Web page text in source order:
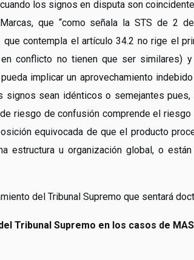
los signos en disputa son
que “como señala la STS de 2
contempla el artículo 34.2 no rige el
conflicto no tienen que ser similares)
implicar un aprovechamiento
sean idénticos o semejantes pues,
riesgo de confusión comprende el riesgo
equivocada de que el producto
estructura u organización global, o
del Tribunal Supremo que sentará
Tribunal Supremo en los casos de